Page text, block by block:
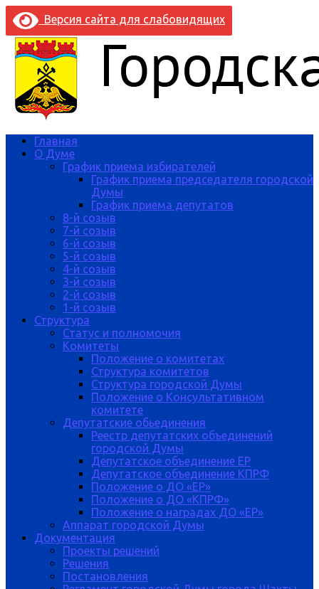
Версия сайта для слабовидящих
Главная
О Думе
График приема избирателей
График приема председателя городской
Думы
График приема депутатов
8-й созыв
7-й созыв
6-й созыв
5-й созыв
4-й созыв
3-й созыв
2-й созыв
1-й созыв
Структура
Статус и полномочия
Комитеты
Положение о комитетах
Структура комитетов
Структура городской Думы
Положение о Консультативном
комитете
Депутатские обьединения
Реестр депутатских объединений
городской Думы
Депутатское объединение ЕР
Депутатское объединение КПРФ
Положение о ДО «ЕР»
Положение о ДО «КПРФ»
Положение о наградах ДО «ЕР»
Аппарат городской Думы
Документация
Проекты решений
Решения
Постановления